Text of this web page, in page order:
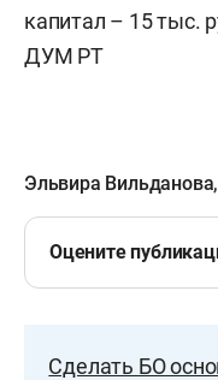
капитал – 15 тыс.
ДУМ РТ
Эльвира Вильданова
Оцените
Сделать БО